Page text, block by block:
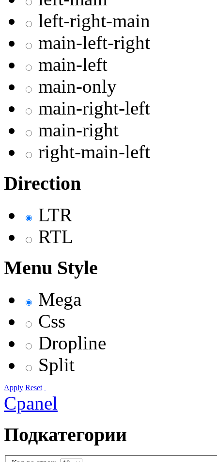
left-right-main
main-left-right
main-left
main-only
main-right-left
main-right
right-main-left
Direction
LTR
RTL
Menu Style
Mega
Css
Dropline
Split
Apply Reset
Cpanel
Подкатегории